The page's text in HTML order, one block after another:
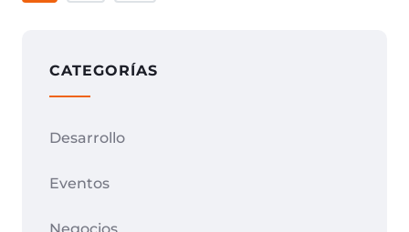
CATEGORÍAS
Desarrollo
Eventos